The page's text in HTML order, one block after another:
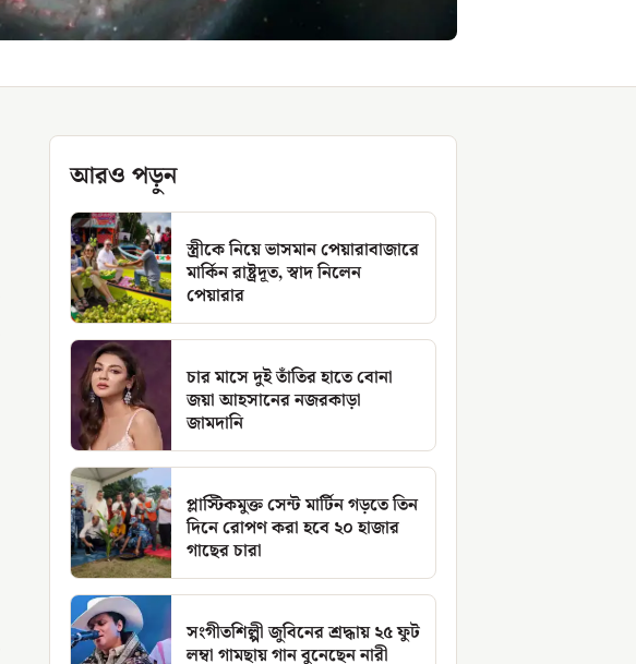
আরও পড়ুন
স্ত্রীকে নিয়ে ভাসমান পেয়ারাবাজারে
মার্কিন রাষ্ট্রদূত, স্বাদ নিলেন
পেয়ারার
চার মাসে দুই তাঁতির হাতে বোনা
জয়া আহসানের নজরকাড়া
জামদানি
প্লাস্টিকমুক্ত সেন্ট মার্টিন গড়তে তিন
দিনে রোপণ করা হবে ২০ হাজার
গাছের চারা
সংগীতশিল্পী জুবিনের শ্রদ্ধায় ২৫ ফুট
লম্বা গামছায় গান বুনেছেন নারী